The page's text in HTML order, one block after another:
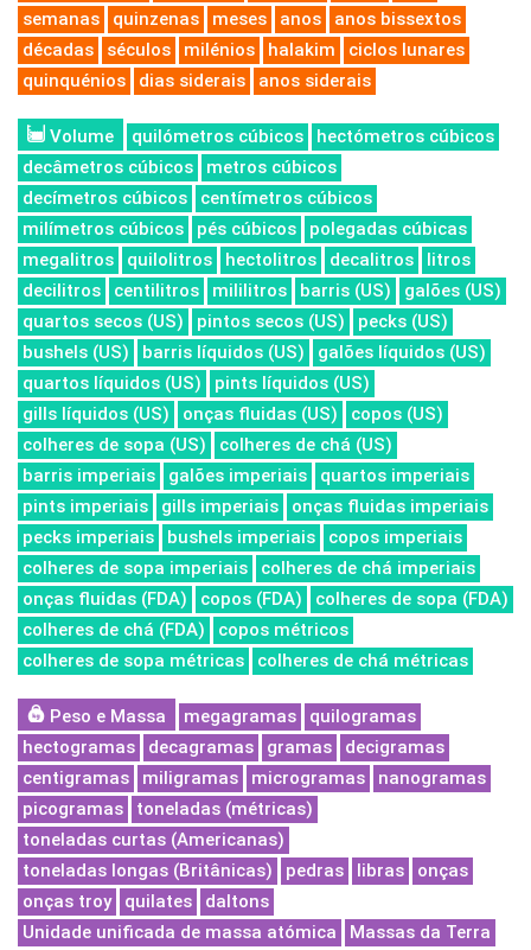
semanas
quinzenas meses anos
anos bissextos
décadas
séculos milénios halakim
ciclos lunares
quinquénios
dias siderais anos siderais
Volume quilómetros cúbicos
hectómetros cúbicos
decâmetros cúbicos
metros cúbicos
decímetros cúbicos
centímetros cúbicos
milímetros cúbicos
pés cúbicos
polegadas cúbicas
megalitros
quilolitros hectolitros decalitros
litros
decilitros
centilitros mililitros barris (US)
galões (US)
quartos secos (US)
pintos secos (US)
pecks (US)
bushels (US)
barris líquidos (US)
galões líquidos (US)
quartos líquidos (US)
pints líquidos (US)
gills líquidos (US)
onças fluidas (US)
copos (US)
colheres de sopa (US)
colheres de chá (US)
barris imperiais
galões imperiais
quartos imperiais
pints imperiais
gills imperiais
onças fluidas imperiais
pecks imperiais
bushels imperiais
copos imperiais
colheres de sopa imperiais
colheres de chá imperiais
onças fluidas (FDA)
copos (FDA)
colheres de sopa (FDA)
colheres de chá (FDA)
copos métricos
colheres de sopa métricas
colheres de chá métricas
Peso e Massa megagramas
quilogramas
hectogramas
decagramas gramas
decigramas
centigramas
miligramas microgramas
nanogramas
picogramas
toneladas (métricas)
toneladas curtas (Americanas)
toneladas longas (Britânicas)
pedras libras
onças
onças troy
quilates
daltons
Unidade unificada de massa atómica
Massas da Terra